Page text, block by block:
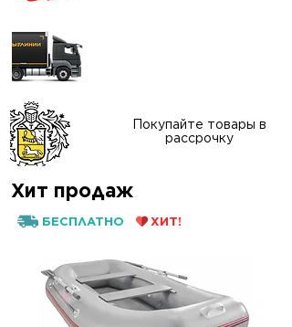
Покупайте товары в
рассрочку
Хит продаж
БЕСПЛАТНО ХИТ!